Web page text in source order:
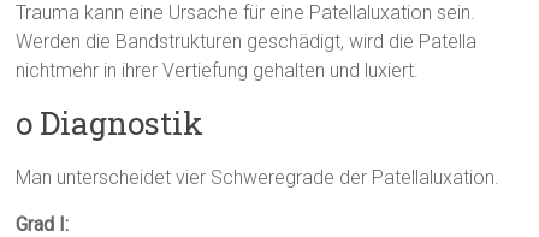
Trauma kann eine Ursache für eine Patellaluxation sein.
Werden die Bandstrukturen geschädigt, wird die Patella
nichtmehr in ihrer Vertiefung gehalten und luxiert.
o Diagnostik
Man unterscheidet vier Schweregrade der Patellaluxation.
Grad I: